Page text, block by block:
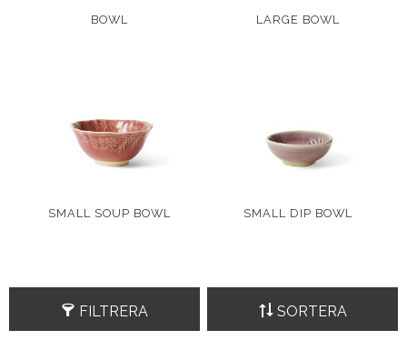
BOWL LARGE BOWL
SMALL SOUP BOWL SMALL DIP BOWL
FILTRERA SORTERA